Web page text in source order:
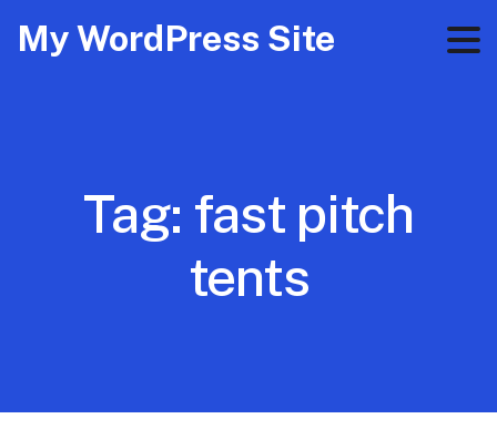
My WordPress Site
Tag: fast pitch
tents